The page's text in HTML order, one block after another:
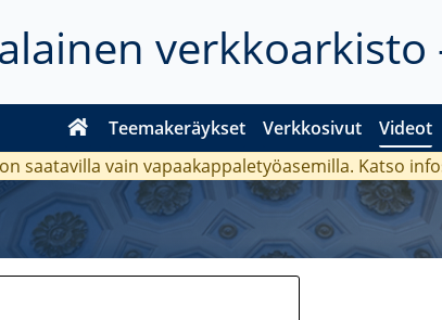
verkkoarkisto
Teemakeräykset Verkkosivut Videot
saatavilla vain vapaakappaletyöasemilla. Katso